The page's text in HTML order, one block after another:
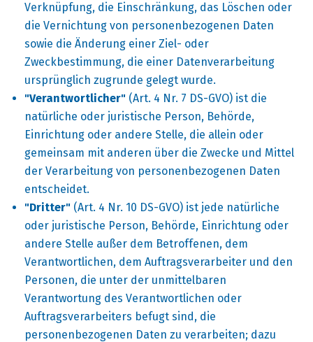
Verknüpfung, die Einschränkung, das Löschen oder
die Vernichtung von personenbezogenen Daten
sowie die Änderung einer Ziel- oder
Zweckbestimmung, die einer Datenverarbeitung
ursprünglich zugrunde gelegt wurde.
"Verantwortlicher" (Art. 4 Nr. 7 DS-GVO) ist die
natürliche oder juristische Person, Behörde,
Einrichtung oder andere Stelle, die allein oder
gemeinsam mit anderen über die Zwecke und Mittel
der Verarbeitung von personenbezogenen Daten
entscheidet.
"Dritter" (Art. 4 Nr. 10 DS-GVO) ist jede natürliche
oder juristische Person, Behörde, Einrichtung oder
andere Stelle außer dem Betroffenen, dem
Verantwortlichen, dem Auftragsverarbeiter und den
Personen, die unter der unmittelbaren
Verantwortung des Verantwortlichen oder
Auftragsverarbeiters befugt sind, die
personenbezogenen Daten zu verarbeiten; dazu